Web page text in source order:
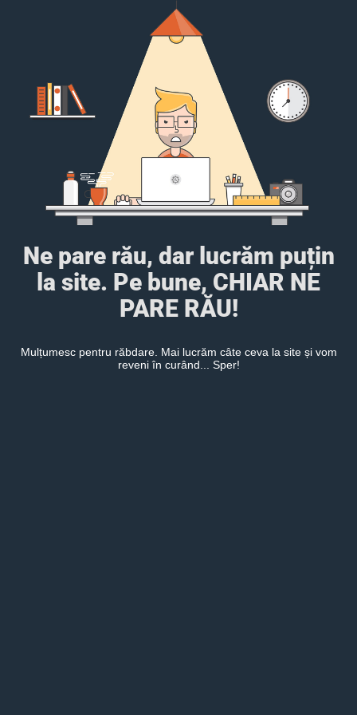
Ne pare rău, dar lucrăm puțin
la site. Pe bune, CHIAR NE
PARE RĂU!
Mulțumesc pentru răbdare. Mai lucrăm câte ceva la site și vom
reveni în curând... Sper!